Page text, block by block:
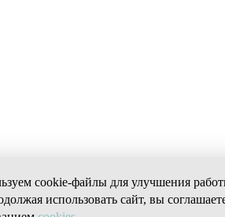
cookie-файлы для улучшения
использовать сайт, вы